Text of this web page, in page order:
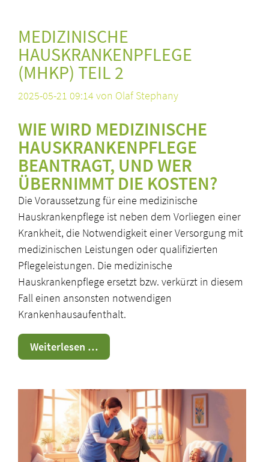
MEDIZINISCHE
HAUSKRANKENPFLEGE
(MHKP) TEIL 2
2025-05-21 09:14 von Olaf Stephany
WIE WIRD MEDIZINISCHE
HAUSKRANKENPFLEGE
BEANTRAGT, UND WER
ÜBERNIMMT DIE KOSTEN?
Die Voraussetzung für eine medizinische
Hauskrankenpflege ist neben dem Vorliegen einer
Krankheit, die Notwendigkeit einer Versorgung mit
medizinischen Leistungen oder qualifizierten
Pflegeleistungen. Die medizinische
Hauskrankenpflege ersetzt bzw. verkürzt in diesem
Fall einen ansonsten notwendigen
Krankenhausaufenthalt.
Weiterlesen …Medizinische
Hauskrankenpflege
Teil
2